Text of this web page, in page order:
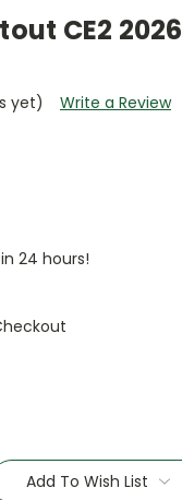
CE2 2026
yet)
Write a Review
24 hours!
Add To Wish List